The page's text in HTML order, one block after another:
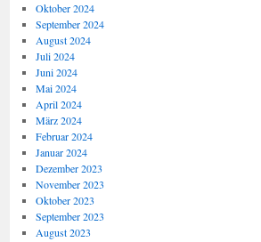
Oktober 2024
September 2024
August 2024
Juli 2024
Juni 2024
Mai 2024
April 2024
März 2024
Februar 2024
Januar 2024
Dezember 2023
November 2023
Oktober 2023
September 2023
August 2023